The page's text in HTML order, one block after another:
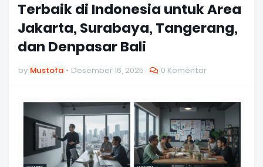
Terbaik di Indonesia untuk Area
Jakarta, Surabaya, Tangerang,
dan Denpasar Bali
by Mustofa Desember 16, 2025 0 Komentar